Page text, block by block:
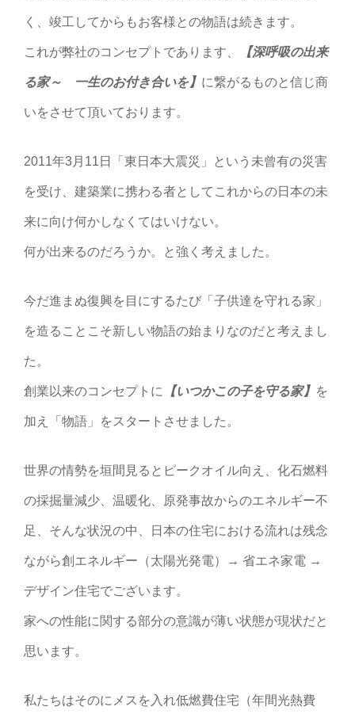
く、竣工してからもお客様との物語は続きます。
これが弊社のコンセプトであります、 【深呼吸の出来
る家～ 一生のお付き合いを】 に繋がるものと信じ商
いをさせて頂いております。
2011年3月11日「東日本大震災」という未曾有の災害
を受け、建築業に携わる者としてこれからの日本の未
来に向け何かしなくてはいけない。
何が出来るのだろうか。と強く考えました。
今だ進まぬ復興を目にするたび「子供達を守れる家」
を造ることこそ新しい物語の始まりなのだと考えまし
た。
創業以来のコンセプトに 【いつかこの子を守る家】 を
加え「物語」をスタートさせました。
世界の情勢を垣間見るとピークオイル向え、化石燃料
の採掘量減少、温暖化、原発事故からのエネルギー不
足、そんな状況の中、日本の住宅における流れは残念
ながら創エネルギー（太陽光発電）→ 省エネ家電 →
デザイン住宅でございます。
家への性能に関する部分の意識が薄い状態が現状だと
思います。
私たちはそのにメスを入れ低燃費住宅（年間光熱費